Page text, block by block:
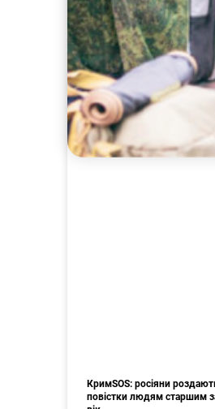
КримSOS: росіяни
повістки людям старшим